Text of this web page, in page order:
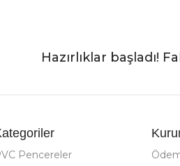
Hazırlıklar başladı!
Pencereler